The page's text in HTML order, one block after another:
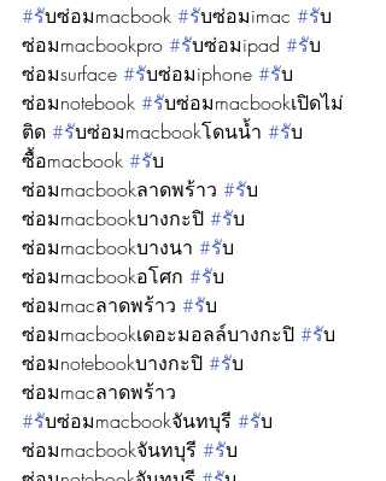
#รับซ่อมmacbook #รับซ่อมimac #รับ
ซ่อมmacbookpro #รับซ่อมipad #รับ
ซ่อมsurface #รับซ่อมiphone #รับ
ซ่อมnotebook #รับซ่อมmacbookเปิดไม่
ติด #รับซ่อมmacbookโดนน้ำ #รับ
ซื้อmacbook #รับ
ซ่อมmacbookลาดพร้าว #รับ
ซ่อมmacbookบางกะปิ #รับ
ซ่อมmacbookบางนา #รับ
ซ่อมmacbookอโศก #รับ
ซ่อมmacลาดพร้าว #รับ
ซ่อมmacbookเดอะมอลล์บางกะปิ #รับ
ซ่อมnotebookบางกะปิ #รับ
ซ่อมmacลาดพร้าว
#รับซ่อมmacbookจันทบุรี #รับ
ซ่อมmacbookจันทบุรี #รับ